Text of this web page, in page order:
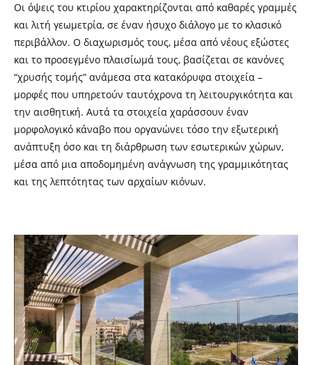
Οι όψεις του κτιρίου χαρακτηρίζονται από καθαρές γραμμές
και λιτή γεωμετρία, σε έναν ήσυχο διάλογο με το κλασικό
περιβάλλον. Ο διαχωρισμός τους, μέσα από νέους εξώστες
και το προσεγμένο πλαισίωμά τους, βασίζεται σε κανόνες
“χρυσής τομής” ανάμεσα στα κατακόρυφα στοιχεία –
μορφές που υπηρετούν ταυτόχρονα τη λειτουργικότητα και
την αισθητική. Αυτά τα στοιχεία χαράσσουν έναν
μορφολογικό κάναβο που οργανώνει τόσο την εξωτερική
ανάπτυξη όσο και τη διάρθρωση των εσωτερικών χώρων,
μέσα από μια αποδομημένη ανάγνωση της γραμμικότητας
και της λεπτότητας των αρχαίων κιόνων.